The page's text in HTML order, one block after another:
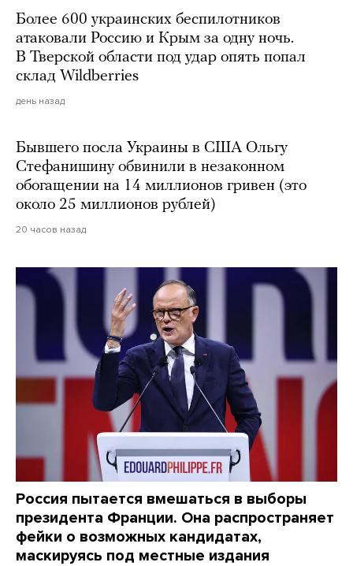
Более 600 украинских беспилотников
атаковали Россию и Крым за одну ночь.
В Тверской области под удар опять попал
склад Wildberries
день назад
Бывшего посла Украины в США Ольгу
Стефанишину обвинили в незаконном
обогащении на 14 миллионов гривен (это
около 25 миллионов рублей)
20 часов назад
Россия пытается вмешаться в выборы
президента Франции. Она распространяет
фейки о возможных кандидатах,
маскируясь под местные издания